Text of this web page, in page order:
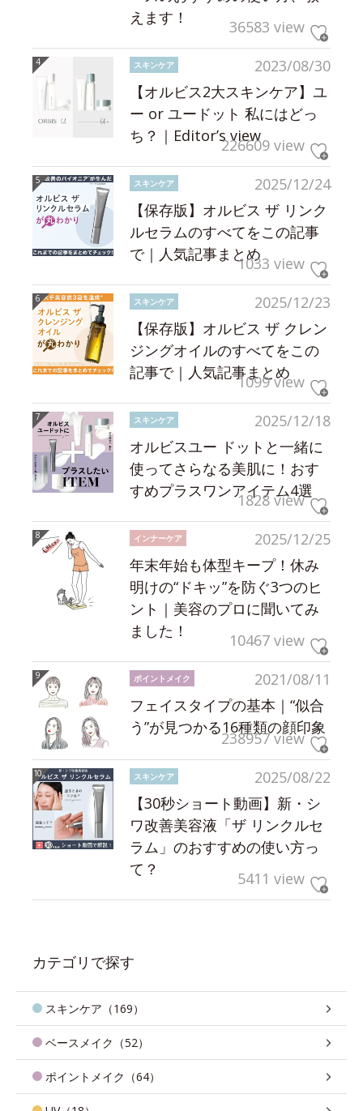
えます！
36583 view
2023/08/30
スキンケア
【オルビス2大スキンケア】ユ
ー or ユードット 私にはどっ
ち？｜Editor’s view226609 view
2025/12/24
スキンケア
【保存版】オルビス ザ リンク
ルセラムのすべてをこの記事
で｜人気記事まとめ1033 view
2025/12/23
スキンケア
【保存版】オルビス ザ クレン
ジングオイルのすべてをこの
記事で｜人気記事まとめ
1099 view
2025/12/18
スキンケア
オルビスユー ドットと一緒に
使ってさらなる美肌に！おす
すめプラスワンアイテム4選
1828 view
2025/12/25
インナーケア
年末年始も体型キープ！休み
明けの“ドキッ”を防ぐ3つのヒ
ント｜美容のプロに聞いてみ
ました！
10467 view
2021/08/11
ポイントメイク
フェイスタイプの基本｜“似合
う”が見つかる16種類の顔印象
238957 view
2025/08/22
スキンケア
【30秒ショート動画】新・シ
ワ改善美容液「ザ リンクルセ
ラム」のおすすめの使い方っ
て？
5411 view
カテゴリで探す
スキンケア（169）
ベースメイク（52）
ポイントメイク（64）